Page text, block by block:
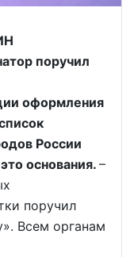
поручил
оформления
России
основания. –
поручил
Всем органам